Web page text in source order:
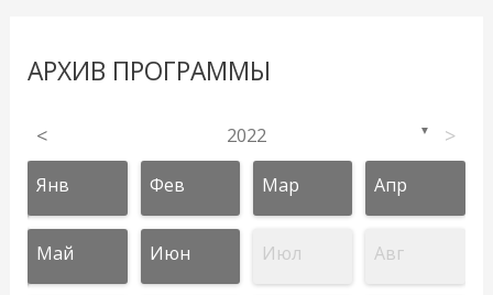
АРХИВ ПРОГРАММЫ
< 2022 ▼ >
Янв Фев Мар Апр
Май Июн Июл Авг